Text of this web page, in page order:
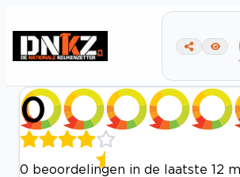
0
0 beoordelingen in de laatste 12